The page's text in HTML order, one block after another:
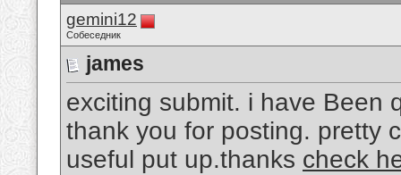
gemini12
Собеседник
james
exciting submit. i have Been
thank you for posting. pretty
useful put up.thanks check